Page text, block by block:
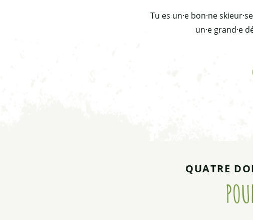
Tu es un·e bon·ne
un·e grand·e
QUATRE